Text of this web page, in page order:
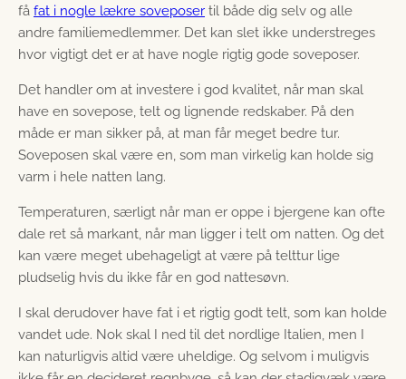
få fat i nogle lækre soveposer til både dig selv og alle
andre familiemedlemmer. Det kan slet ikke understreges
hvor vigtigt det er at have nogle rigtig gode soveposer.
Det handler om at investere i god kvalitet, når man skal
have en sovepose, telt og lignende redskaber. På den
måde er man sikker på, at man får meget bedre tur.
Soveposen skal være en, som man virkelig kan holde sig
varm i hele natten lang.
Temperaturen, særligt når man er oppe i bjergene kan ofte
dale ret så markant, når man ligger i telt om natten. Og det
kan være meget ubehageligt at være på telttur lige
pludselig hvis du ikke får en god nattesøvn.
I skal derudover have fat i et rigtig godt telt, som kan holde
vandet ude. Nok skal I ned til det nordlige Italien, men I
kan naturligvis altid være uheldige. Og selvom i muligvis